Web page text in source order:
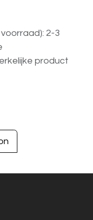
2-3
product